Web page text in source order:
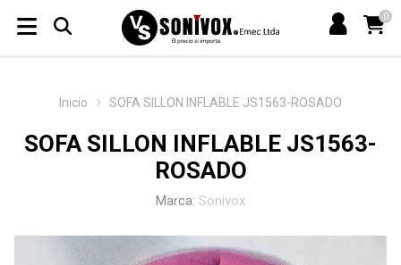
0
Inicio SOFA SILLON INFLABLE JS1563-ROSADO
SOFA SILLON INFLABLE JS1563-
ROSADO
Marca: Sonivox